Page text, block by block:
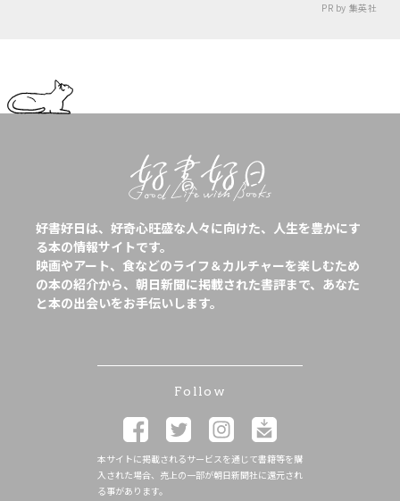
PR by 集英社
好書好日は、好奇心旺盛な人々に向けた、人生を豊かにす
る本の情報サイトです。
映画やアート、食などのライフ＆カルチャーを楽しむため
の本の紹介から、朝日新聞に掲載された書評まで、あなた
と本の出会いをお手伝いします。
Follow
本サイトに掲載されるサービスを通じて書籍等を購
入された場合、売上の一部が朝日新聞社に還元され
る事があります。